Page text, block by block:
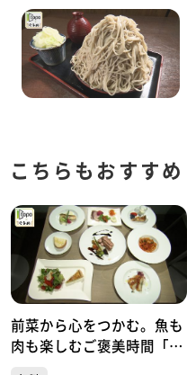
こちらもおすすめ
前菜から心をつかむ。魚も
肉も楽しむご褒美時間「リ